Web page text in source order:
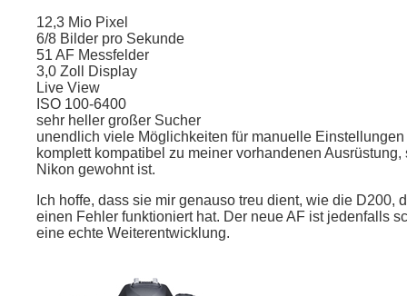
12,3 Mio Pixel
6/8 Bilder pro Sekunde
51 AF Messfelder
3,0 Zoll Display
Live View
ISO 100-6400
sehr heller großer Sucher
unendlich viele Möglichkeiten für manuelle Einstellungen
komplett kompatibel zu meiner vorhandenen
Nikon gewohnt ist.
Ich hoffe, dass sie mir genauso treu dient, wie die D200,
einen Fehler funktioniert hat. Der neue AF ist jedenfalls
eine echte Weiterentwicklung.